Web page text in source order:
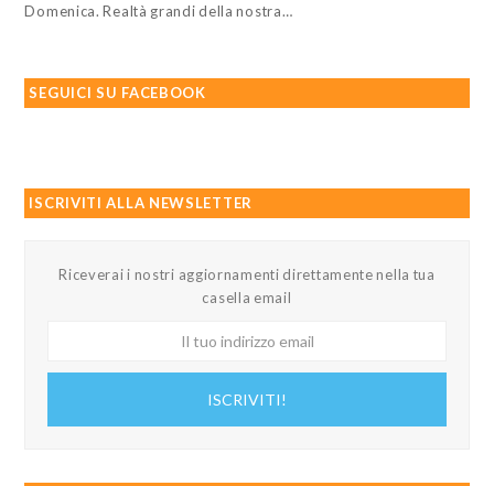
Domenica. Realtà grandi della nostra…
SEGUICI SU FACEBOOK
ISCRIVITI ALLA NEWSLETTER
Riceverai i nostri aggiornamenti direttamente nella tua
casella email
ISCRIVITI!